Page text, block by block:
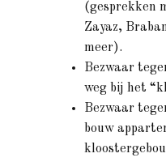
(gesprekken
Zayaz,
meer).
Bezwaar
weg bij het
Bezwaar
bouw